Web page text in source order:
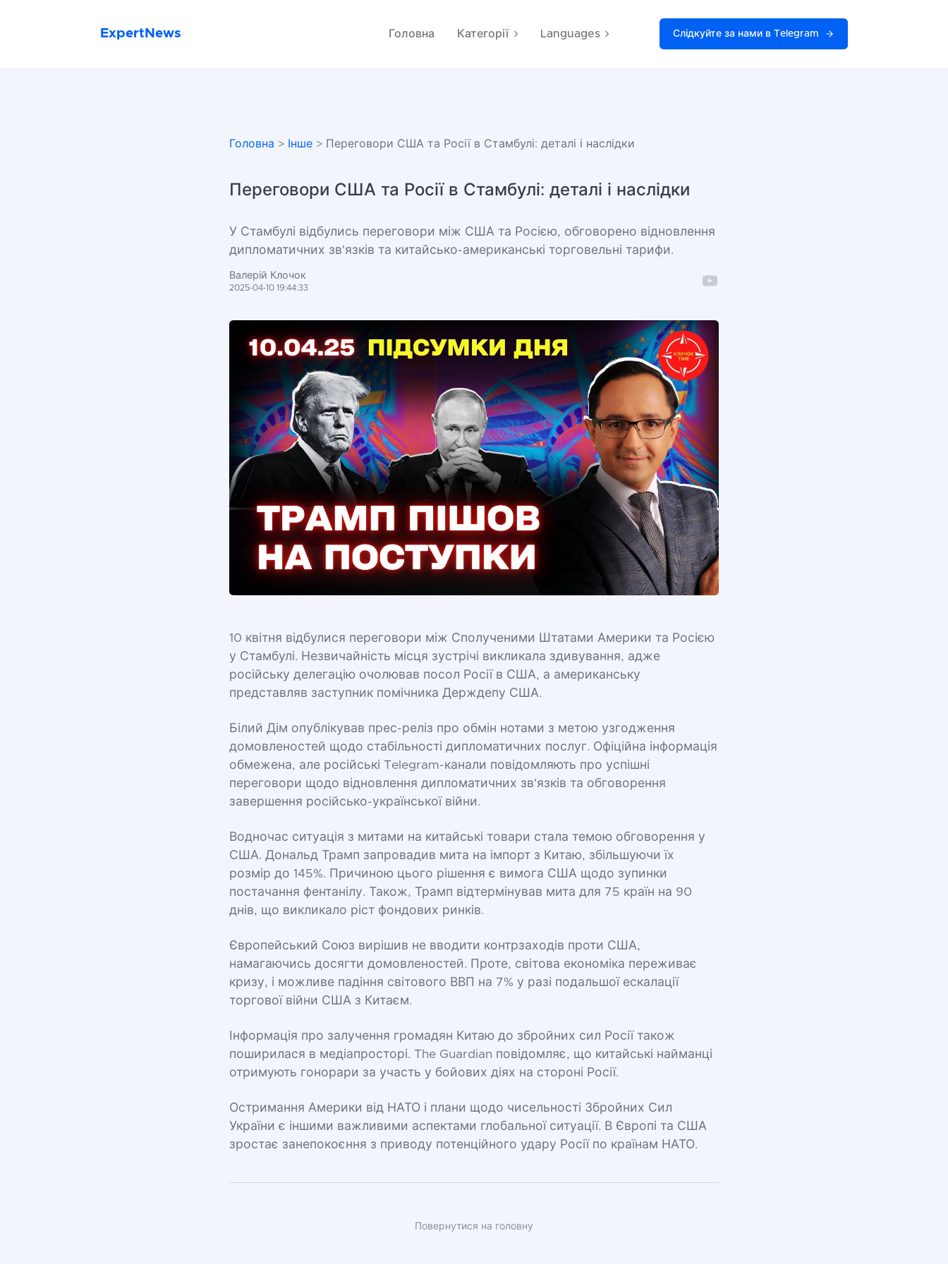
ExpertNews Головна Категорії Languages Слідкуйте за нами в Telegram
Головна > Інше > Переговори США та Росії в Стамбулі: деталі і наслідки
Переговори США та Росії в Стамбулі: деталі і наслідки
У Стамбулі відбулись переговори між США та Росією, обговорено відновлення
дипломатичних зв'язків та китайсько-американські торговельні тарифи.
Валерій Клочок
2025-04-10 19:44:33
10 квітня відбулися переговори між Сполученими Штатами Америки та Росією
у Стамбулі. Незвичайність місця зустрічі викликала здивування, адже
російську делегацію очолював посол Росії в США, а американську
представляв заступник помічника Держдепу США.
Білий Дім опублікував прес-реліз про обмін нотами з метою узгодження
домовленостей щодо стабільності дипломатичних послуг. Офіційна інформація
обмежена, але російські Telegram-канали повідомляють про успішні
переговори щодо відновлення дипломатичних зв'язків та обговорення
завершення російсько-української війни.
Водночас ситуація з митами на китайські товари стала темою обговорення у
США. Дональд Трамп запровадив мита на імпорт з Китаю, збільшуючи їх
розмір до 145%. Причиною цього рішення є вимога США щодо зупинки
постачання фентанілу. Також, Трамп відтермінував мита для 75 країн на 90
днів, що викликало ріст фондових ринків.
Європейський Союз вирішив не вводити контрзаходів проти США,
намагаючись досягти домовленостей. Проте, світова економіка переживає
кризу, і можливе падіння світового ВВП на 7% у разі подальшої ескалації
торгової війни США з Китаєм.
Інформація про залучення громадян Китаю до збройних сил Росії також
поширилася в медіапросторі. The Guardian повідомляє, що китайські найманці
отримують гонорари за участь у бойових діях на стороні Росії.
Остримання Америки від НАТО і плани щодо чисельності Збройних Сил
України є іншими важливими аспектами глобальної ситуації. В Європі та США
зростає занепокоєння з приводу потенційного удару Росії по країнам НАТО.
Повернутися на головну